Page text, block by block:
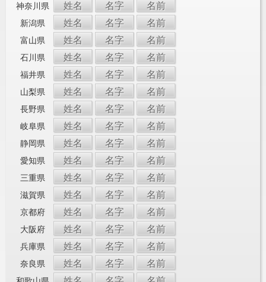
神奈川県 姓名 名字 名前
新潟県 姓名 名字 名前
富山県 姓名 名字 名前
石川県 姓名 名字 名前
福井県 姓名 名字 名前
山梨県 姓名 名字 名前
長野県 姓名 名字 名前
岐阜県 姓名 名字 名前
静岡県 姓名 名字 名前
愛知県 姓名 名字 名前
三重県 姓名 名字 名前
滋賀県 姓名 名字 名前
京都府 姓名 名字 名前
大阪府 姓名 名字 名前
兵庫県 姓名 名字 名前
奈良県 姓名 名字 名前